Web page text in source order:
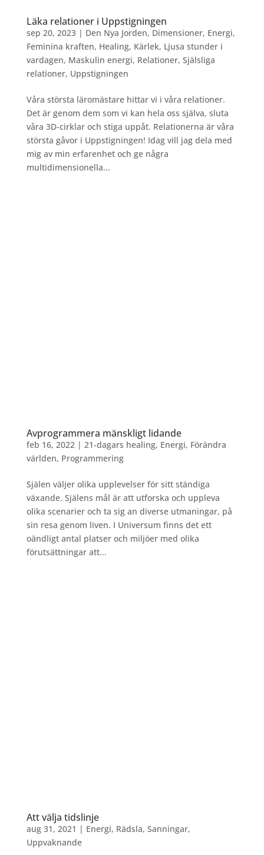
Läka relationer i Uppstigningen
sep 20, 2023| Den Nya Jorden, Dimensioner, Energi,
Feminina kraften, Healing, Kärlek, Ljusa stunder i
vardagen, Maskulin energi, Relationer, Själsliga
relationer, Uppstigningen
Våra största läromästare hittar vi i våra relationer.
Det är genom dem som vi kan hela oss själva, sluta
våra 3D-cirklar och stiga uppåt. Relationerna är våra
största gåvor i Uppstigningen! Idag vill jag dela med
mig av min erfarenhet och ge några
multidimensionella...
Avprogrammera mänskligt lidande
feb 16, 2022 | 21-dagars healing, Energi, Förändra
världen, Programmering
Själen väljer olika upplevelser för sitt ständiga
växande. Själens mål är att utforska och uppleva
olika scenarier och ta sig an diverse utmaningar, på
sin resa genom liven. I Universum finns det ett
oändligt antal platser och miljöer med olika
förutsättningar att...
Att välja tidslinje
aug 31, 2021 | Energi, Rädsla, Sanningar,
Uppvaknande